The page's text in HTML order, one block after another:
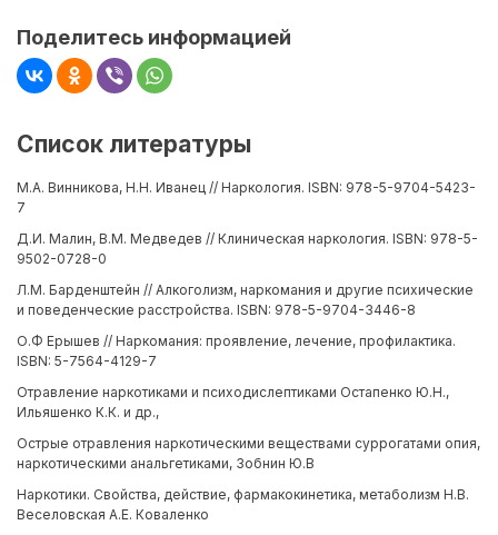
Поделитесь информацией
Список литературы
М.А. Винникова, Н.Н. Иванец // Наркология. ISBN: 978-5-9704-5423-
7
Д.И. Малин, В.М. Медведев // Клиническая наркология. ISBN: 978-5-
9502-0728-0
Л.М. Барденштейн // Алкоголизм, наркомания и другие психические
и поведенческие расстройства. ISBN: 978-5-9704-3446-8
О.Ф Ерышев // Наркомания: проявление, лечение, профилактика.
ISBN: 5-7564-4129-7
Отравление наркотиками и психодислептиками Остапенко Ю.Н.,
Ильяшенко К.К. и др.,
Острые отравления наркотическими веществами суррогатами опия,
наркотическими анальгетиками, Зобнин Ю.В
Наркотики. Свойства, действие, фармакокинетика, метаболизм Н.В.
Веселовская А.Е. Коваленко